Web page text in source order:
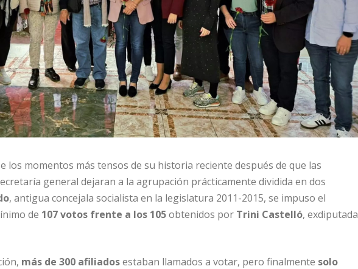
los momentos más tensos de su historia reciente después de que las
general dejaran a la agrupación prácticamente dividida en dos
, antigua concejala socialista en la legislatura 2011-2015, se impuso el
de 107 votos frente a los 105obtenidos por Trini Castelló, exdiputada
más de 300 afiliadosestaban llamados a votar, pero finalmente solo